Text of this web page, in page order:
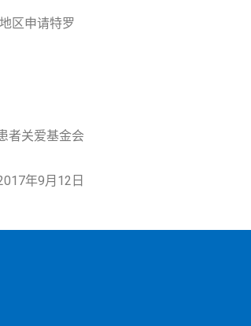
区申请特罗
者关爱基金会
年9月12日